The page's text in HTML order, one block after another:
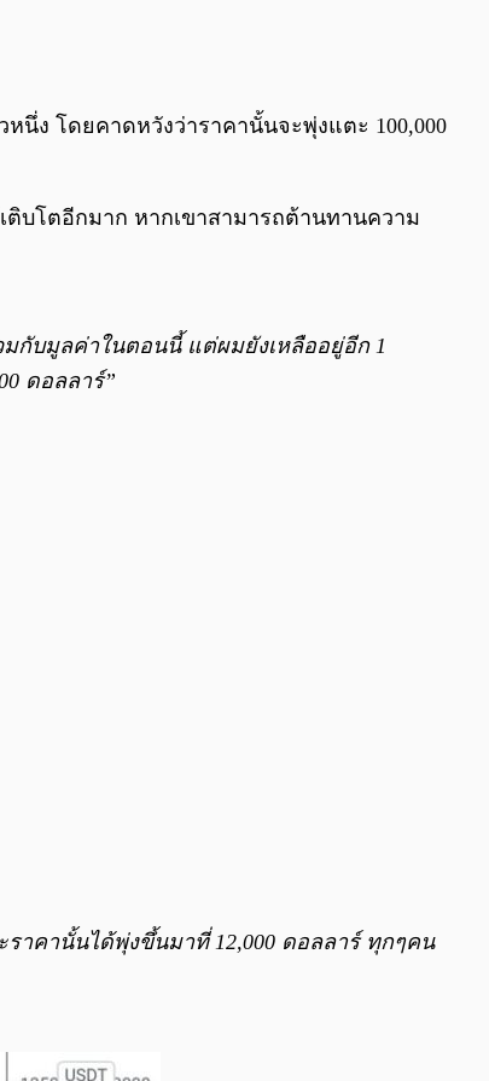
0:00
นึ่ง โดยคาดหวังว่าราคานั้นจะพุ่งแตะ 100,000
ติบโตอีกมาก หากเขาสามารถต้านทานความ
มกับมูลค่าในตอนนี้ แต่ผมยังเหลืออยู่อีก 1
ดอลลาร์”
ราคานั้นได้พุ่งขึ้นมาที่ 12,000 ดอลลาร์ ทุกๆคน